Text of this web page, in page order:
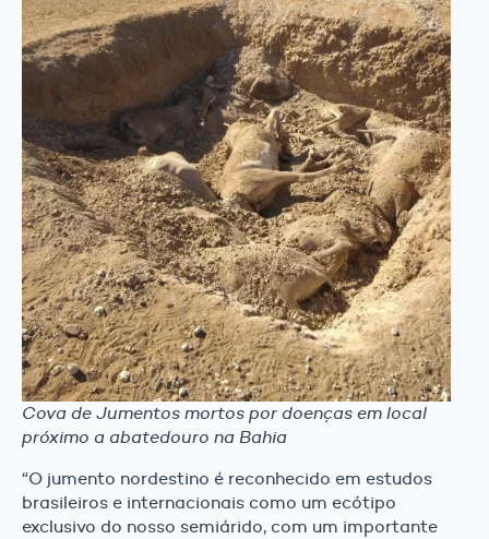
Cova de Jumentos mortos por doenças em local
próximo a abatedouro na Bahia
“O jumento nordestino é reconhecido em estudos
brasileiros e internacionais como um ecótipo
exclusivo do nosso semiárido, com um importante